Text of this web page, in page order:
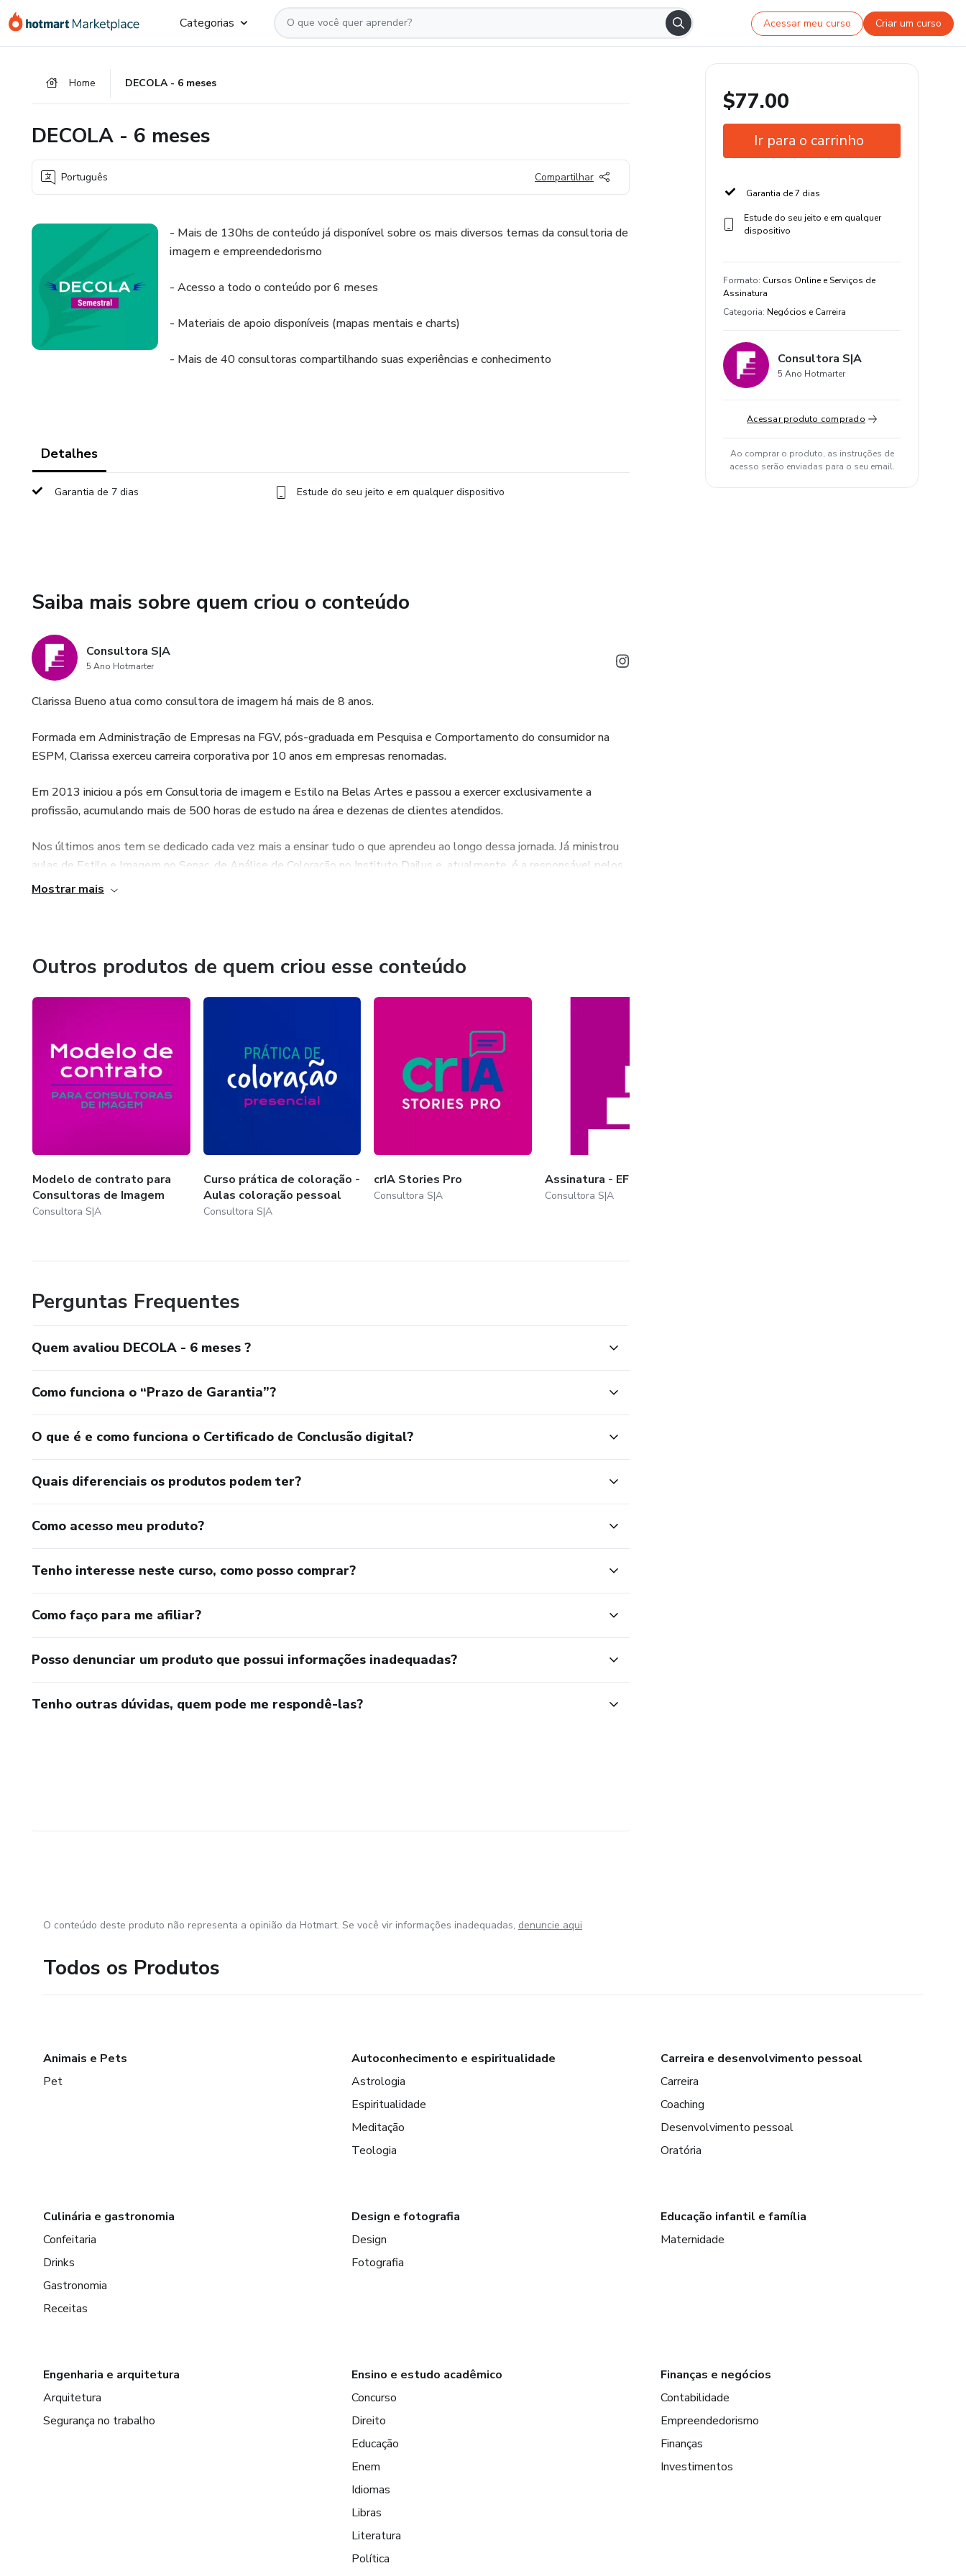
para
para
para
Categorias Acessar meu curso Criar um curso
Home DECOLA - 6 meses
DECOLA - 6 meses
Português Compartilhar
- Mais de 130hs de conteúdo já disponível sobre os mais diversos temas da consultoria de
imagem e empreendedorismo
- Acesso a todo o conteúdo por 6 meses
- Materiais de apoio disponíveis (mapas mentais e charts)
- Mais de 40 consultoras compartilhando suas experiências e conhecimento
Detalhes
Garantia de 7 dias Estude do seu jeito e em qualquer dispositivo
Saiba mais sobre quem criou o conteúdo
Consultora S|A
5 Ano Hotmarter
Clarissa Bueno atua como consultora de imagem há mais de 8 anos.
Formada em Administração de Empresas na FGV, pós-graduada em Pesquisa e Comportamento do consumidor na
ESPM, Clarissa exerceu carreira corporativa por 10 anos em empresas renomadas.
Em 2013 iniciou a pós em Consultoria de imagem e Estilo na Belas Artes e passou a exercer exclusivamente a
profissão, acumulando mais de 500 horas de estudo na área e dezenas de clientes atendidos.
Nos últimos anos tem se dedicado cada vez mais a ensinar tudo o que aprendeu ao longo dessa jornada. Já ministrou
aulas de Estilo e Imagem no Senac, de Análise de Coloração no Instituto Dailus e, atualmente, é a responsável pelos
cursos de prática em Consultoria de Imagem e em Análise de Coloração na Studio Immagine em SP.
imagem.
Mostrar mais
Outros produtos de quem criou esse conteúdo
Modelo de contrato para
Consultoras de Imagem
Consultora S|A
Curso prática de coloração -
Aulas coloração pessoal
Consultora S|A
crIA Stories Pro
Consultora S|A
Assinatura - EFC
Consultora S|A
Perguntas Frequentes
Quem avaliou DECOLA - 6 meses ?
Como funciona o “Prazo de Garantia”?
O que é e como funciona o Certificado de Conclusão digital?
Quais diferenciais os produtos podem ter?
Como acesso meu produto?
Tenho interesse neste curso, como posso comprar?
Como faço para me afiliar?
Posso denunciar um produto que possui informações inadequadas?
Tenho outras dúvidas, quem pode me respondê-las?
$77.00
Ir para o carrinho
Garantia de 7 dias
Estude do seu jeito e em qualquer
dispositivo
Formato: Cursos Online e Serviços de
Assinatura
Categoria: Negócios e Carreira
Consultora S|A
5 Ano Hotmarter
Acessar produto comprado
Ao comprar o produto, as instruções de
acesso serão enviadas para o seu email.
O conteúdo deste produto não representa a opinião da Hotmart. Se você vir informações inadequadas, denuncie aqui
Todos os Produtos
Animais e Pets
Pet
Autoconhecimento e espiritualidade
Astrologia
Espiritualidade
Meditação
Teologia
Carreira e desenvolvimento pessoal
Carreira
Coaching
Desenvolvimento pessoal
Oratória
Culinária e gastronomia
Confeitaria
Drinks
Gastronomia
Receitas
Design e fotografia
Design
Fotografia
Educação infantil e família
Maternidade
Engenharia e arquitetura
Arquitetura
Segurança no trabalho
Ensino e estudo acadêmico
Concurso
Direito
Educação
Enem
Idiomas
Libras
Literatura
Política
Finanças e negócios
Contabilidade
Empreendedorismo
Finanças
Investimentos